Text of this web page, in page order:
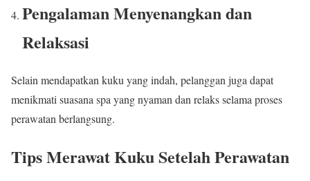
Pengalaman Menyenangkan dan
Relaksasi
Selain mendapatkan kuku yang indah, pelanggan juga dapat
menikmati suasana spa yang nyaman dan relaks selama proses
perawatan berlangsung.
Tips Merawat Kuku Setelah Perawatan